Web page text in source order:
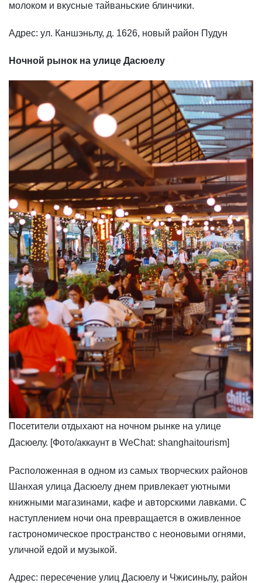
молоком и вкусные тайваньские блинчики.
Адрес: ул. Каншэньлу, д. 1626, новый район Пудун
Ночной рынок на улице Дасюелу
​Посетители отдыхают на ночном рынке на улице
Дасюелу. [Фото/аккаунт в WeChat: shanghaitourism]
Расположенная в одном из самых творческих районов
Шанхая улица Дасюелу днем привлекает уютными
книжными магазинами, кафе и авторскими лавками. С
наступлением ночи она превращается в оживленное
гастрономическое пространство с неоновыми огнями,
уличной едой и музыкой.
Адрес: пересечение улиц Дасюелу и Чжисиньлу, район